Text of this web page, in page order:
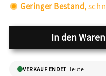
Geringer Bestand,
In den
VERKAUF ENDETHeute